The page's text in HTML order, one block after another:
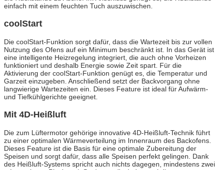
einfach mit einem feuchten Tuch auszuwischen.
coolStart
Die coolStart-Funktion sorgt dafür, dass die Wartezeit bis zur vollen
Nutzung des Ofens auf ein Minimum beschränkt ist. In das Gerät ist
eine intelligente Heizregelung integriert, die auch ohne Vorheizen
funktioniert und deshalb Energie sowie Zeit spart. Für die
Aktivierung der coolStart-Funktion genügt es, die Temperatur und
Garzeit einzugeben. Anschließend setzt der Backvorgang ohne
langwierige Wartezeiten ein. Dieses Feature ist ideal für Aufwärm-
und Tiefkühlgerichte geeignet.
Mit 4D-Heißluft
Die zum Lüftermotor gehörige innovative 4D-Heißluft-Technik führt
zu einer optimalen Wärmeverteilung im Innenraum des Backofens.
Dieses Feature ist die Basis für eine optimale Zubereitung der
Speisen und sorgt dafür, dass alle Speisen perfekt gelingen. Dank
des Heißluft-Systems spricht auch nichts dagegen, mindestens zwei